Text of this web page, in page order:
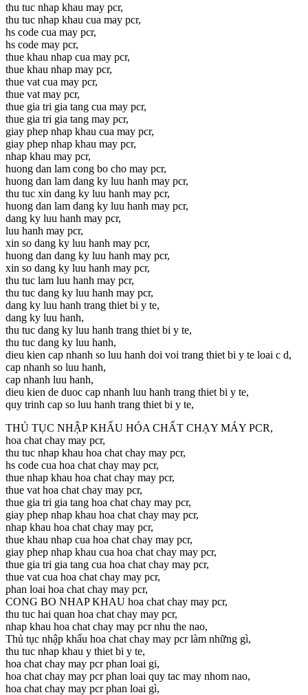
thu tuc nhap khau may pcr,
thu tuc nhap khau cua may pcr,
hs code cua may pcr,
hs code may pcr,
thue khau nhap cua may pcr,
thue khau nhap may pcr,
thue vat cua may pcr,
thue vat may pcr,
thue gia tri gia tang cua may pcr,
thue gia tri gia tang may pcr,
giay phep nhap khau cua may pcr,
giay phep nhap khau may pcr,
nhap khau may pcr,
huong dan lam cong bo cho may pcr,
huong dan lam dang ky luu hanh may pcr,
thu tuc xin dang ky luu hanh may pcr,
huong dan lam dang ky luu hanh may pcr,
dang ky luu hanh may pcr,
luu hanh may pcr,
xin so dang ky luu hanh may pcr,
huong dan dang ky luu hanh may pcr,
xin so dang ky luu hanh may pcr,
thu tuc lam luu hanh may pcr,
thu tuc dang ky luu hanh may pcr,
dang ky luu hanh trang thiet bi y te,
dang ky luu hanh,
thu tuc dang ky luu hanh trang thiet bi y te,
thu tuc dang ky luu hanh,
dieu kien cap nhanh so luu hanh doi voi trang thiet bi y te loai c d,
cap nhanh so luu hanh,
cap nhanh luu hanh,
dieu kien de duoc cap nhanh luu hanh trang thiet bi y te,
quy trinh cap so luu hanh trang thiet bi y te,
THỦ TỤC NHẬP KHẨU HÓA CHẤT CHẠY MÁY PCR,
hoa chat chay may pcr,
thu tuc nhap khau hoa chat chay may pcr,
hs code cua hoa chat chay may pcr,
thue nhap khau hoa chat chay may pcr,
thue vat hoa chat chay may pcr,
thue gia tri gia tang hoa chat chay may pcr,
giay phep nhap khau hoa chat chay may pcr,
nhap khau hoa chat chay may pcr,
thue khau nhap cua hoa chat chay may pcr,
giay phep nhap khau cua hoa chat chay may pcr,
thue gia tri gia tang cua hoa chat chay may pcr,
thue vat cua hoa chat chay may pcr,
phan loai hoa chat chay may pcr,
CONG BO NHAP KHAU hoa chat chay may pcr,
thu tuc hai quan hoa chat chay may pcr,
nhap khau hoa chat chay may pcr nhu the nao,
Thủ tục nhập khẩu hoa chat chay may pcr làm những gì,
thu tuc nhap khau y thiet bi y te,
hoa chat chay may pcr phan loai gi,
hoa chat chay may pcr phan loai quy tac may nhom nao,
hoa chat chay may pcr phan loai gì,